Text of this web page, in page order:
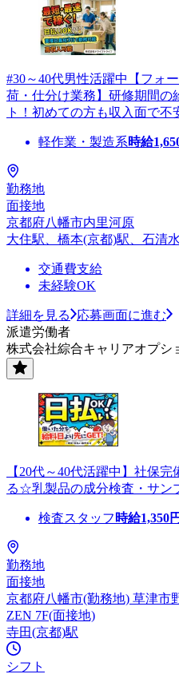
#30～40代男性活躍中【フォ
荷・仕分け業務】研修期間
ト！初めての方も収入面で不
軽作業・製造系時給
勤務地
面接地
京都府八幡市内里河原
大住駅、橋本(京都)駅、石清
交通費支給
未経験OK
詳細を見る
応募画面に進む
派遣労働者
株式会社綜合キャリアオプシ
【20代～40代活躍中】社保
る☆乳製品の成分検査・サン
検査スタッフ 時給1,350
勤務地
面接地
京都府八幡市(勤務地) 草津市
ZEN 7F(面接地)
寺田(京都)駅
シフト